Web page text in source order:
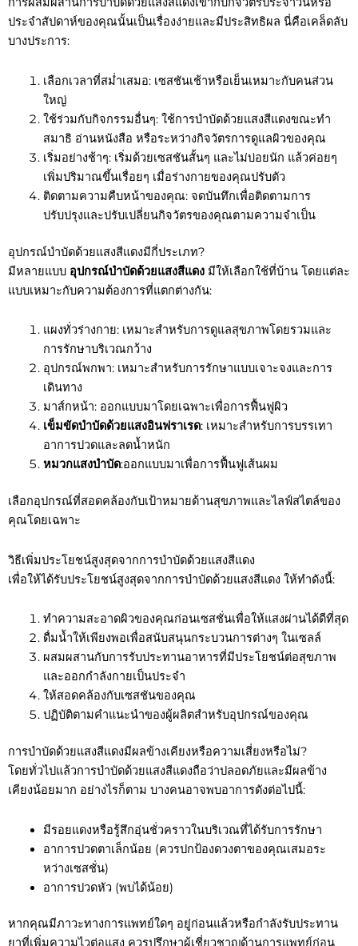
ประจำสัปดาห์ของคุณนั้นเป็นเรื่องง่ายและมีประสิทธิผล นี่คือเคล็ดลับ
บางประการ:
เลือกเวลาที่สม่ำเสมอ: เซสชันเช้าหรือเย็นเหมาะกับคนส่วน
ใหญ่
ใช้ร่วมกับกิจกรรมอื่นๆ: ใช้การบำบัดด้วยแสงสีแดงขณะทำ
สมาธิ อ่านหนังสือ หรือระหว่างกิจวัตรการดูแลผิวของคุณ
เริ่มอย่างช้าๆ: เริ่มด้วยเซสชันสั้นๆ และไม่บ่อยนัก แล้วค่อยๆ
เพิ่มปริมาณขึ้นเรื่อยๆ เมื่อร่างกายของคุณปรับตัว
ติดตามความคืบหน้าของคุณ: จดบันทึกเพื่อติดตามการ
ปรับปรุงและปรับเปลี่ยนกิจวัตรของคุณตามความจำเป็น
อุปกรณ์บำบัดด้วยแสงสีแดงมีกี่ประเภท?
มีหลายแบบ อุปกรณ์บำบัดด้วยแสงสีแดง มีให้เลือกใช้ที่บ้าน โดยแต่ละ
แบบเหมาะกับความต้องการที่แตกต่างกัน:
แผงทั่วร่างกาย: เหมาะสำหรับการดูแลสุขภาพโดยรวมและ
การรักษาบริเวณกว้าง
อุปกรณ์พกพา: เหมาะสำหรับการรักษาแบบเจาะจงและการ
เดินทาง
มาส์กหน้า: ออกแบบมาโดยเฉพาะเพื่อการฟื้นฟูผิว
เข็มขัดบำบัดด้วยแสงอินฟราเรด: เหมาะสำหรับการบรรเทา
อาการปวดและลดน้ำหนัก
หมวกแสงบำบัด:ออกแบบมาเพื่อการฟื้นฟูเส้นผม
เลือกอุปกรณ์ที่สอดคล้องกับเป้าหมายด้านสุขภาพและไลฟ์สไตล์ของ
คุณโดยเฉพาะ
วิธีเพิ่มประโยชน์สูงสุดจากการบำบัดด้วยแสงสีแดง
เพื่อให้ได้รับประโยชน์สูงสุดจากการบำบัดด้วยแสงสีแดง ให้ทำดังนี้:
ทำความสะอาดผิวของคุณก่อนเซสชั่นเพื่อให้แสงผ่านได้ดีที่สุด
ดื่มน้ำให้เพียงพอเพื่อสนับสนุนกระบวนการต่างๆ ในเซลล์
ผสมผสานกับการรับประทานอาหารที่มีประโยชน์ต่อสุขภาพ
และออกกำลังกายเป็นประจำ
ให้สอดคล้องกับเซสชันของคุณ
ปฏิบัติตามคำแนะนำของผู้ผลิตสำหรับอุปกรณ์ของคุณ
การบำบัดด้วยแสงสีแดงมีผลข้างเคียงหรือความเสี่ยงหรือไม่?
โดยทั่วไปแล้วการบำบัดด้วยแสงสีแดงถือว่าปลอดภัยและมีผลข้าง
เคียงน้อยมาก อย่างไรก็ตาม บางคนอาจพบอาการดังต่อไปนี้:
มีรอยแดงหรือรู้สึกอุ่นชั่วคราวในบริเวณที่ได้รับการรักษา
อาการปวดตาเล็กน้อย (ควรปกป้องดวงตาของคุณเสมอระ
หว่างเซสชั่น)
อาการปวดหัว (พบได้น้อย)
หากคุณมีภาวะทางการแพทย์ใดๆ อยู่ก่อนแล้วหรือกำลังรับประทาน